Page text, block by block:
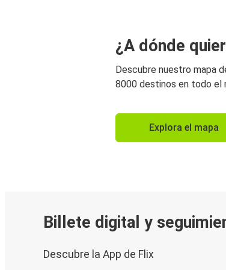
¿A dónde
Descubre nuestro mapa
8000 destinos en todo el
Explora el mapa
Billete digital y
Descubre la App de Flix